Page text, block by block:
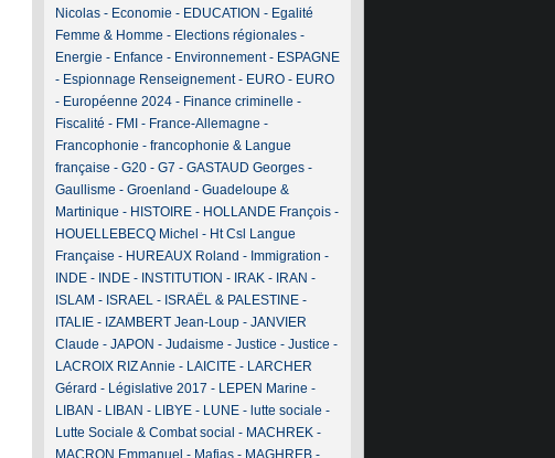
Nicolas- Economie - EDUCATION - Egalité
Femme & Homme - Elections régionales-
Energie - Enfance - Environnement- ESPAGNE
- Espionnage Renseignement- EURO- EURO
- Européenne 2024- Finance criminelle -
Fiscalité - FMI - France-Allemagne -
Francophonie - francophonie & Langue
française - G20- G7 - GASTAUD Georges-
Gaullisme - Groenland - Guadeloupe &
Martinique - HISTOIRE- HOLLANDE François-
HOUELLEBECQ Michel - Ht Csl Langue
Française - HUREAUX Roland - Immigration -
INDE- INDE- INSTITUTION - IRAK- IRAN -
ISLAM - ISRAEL- ISRAËL & PALESTINE-
ITALIE- IZAMBERT Jean-Loup- JANVIER
Claude - JAPON - Judaisme - Justice - Justice -
LACROIX RIZ Annie - LAICITE- LARCHER
Gérard - Législative 2017 - LEPEN Marine -
LIBAN - LIBAN - LIBYE- LUNE- lutte sociale -
Lutte Sociale & Combat social - MACHREK-
MACRON Emmanuel - Mafias- MAGHREB-